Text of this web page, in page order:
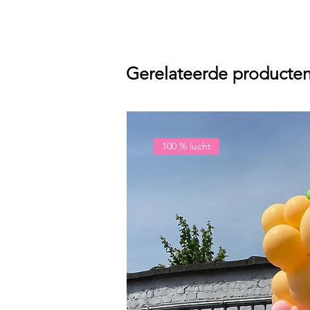
Gerelateerde
100 % lucht